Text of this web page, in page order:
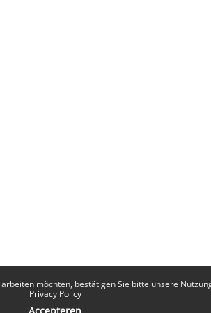
möchten, bestätigen Sie bitte unsere
Privacy Policy